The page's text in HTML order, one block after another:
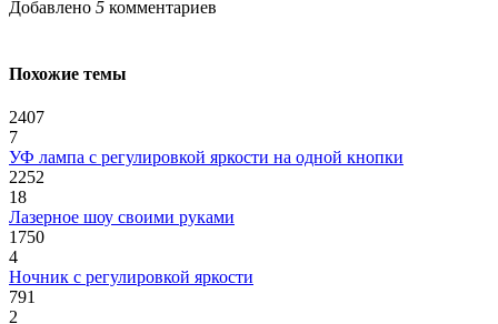
Добавлено 5 комментариев
Похожие темы
2407
7
УФ лампа c регулировкой яркости на одной кнопки
2252
18
Лазерное шоу своими руками
1750
4
Ночник с регулировкой яркости
791
2